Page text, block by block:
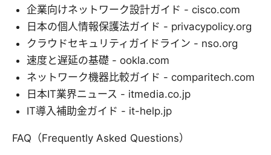
企業向けネットワーク設計ガイド - cisco.com
日本の個人情報保護法ガイド - privacypolicy.org
クラウドセキュリティガイドライン - nso.org
速度と遅延の基礎 - ookla.com
ネットワーク機器比較ガイド - comparitech.com
日本IT業界ニュース - itmedia.co.jp
IT導入補助金ガイド - it-help.jp
FAQ（Frequently Asked Questions）